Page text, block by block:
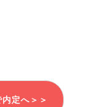
定へ＞＞